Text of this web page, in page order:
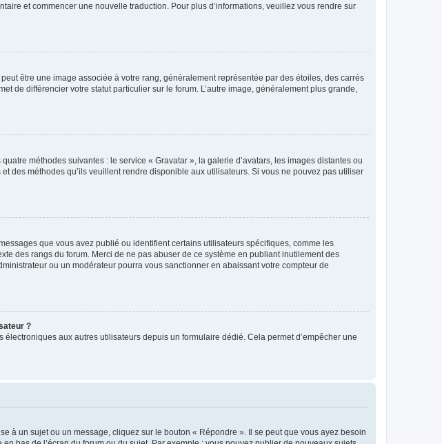
et commencer une nouvelle traduction. Pour plus d’informations, veuillez vous rendre sur
être une image associée à votre rang, généralement représentée par des étoiles, des carrés
de différencier votre statut particulier sur le forum. L’autre image, généralement plus grande,
méthodes suivantes : le service « Gravatar », la galerie d’avatars, les images distantes ou
des méthodes qu’ils veuillent rendre disponible aux utilisateurs. Si vous ne pouvez pas utiliser
que vous avez publié ou identifient certains utilisateurs spécifiques, comme les
des rangs du forum. Merci de ne pas abuser de ce système en publiant inutilement des
ou un modérateur pourra vous sanctionner en abaissant votre compteur de
?
aux autres utilisateurs depuis un formulaire dédié. Cela permet d’empêcher une
à un sujet ou un message, cliquez sur le bouton « Répondre ». Il se peut que vous ayez besoin